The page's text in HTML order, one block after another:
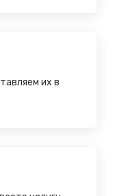
их в